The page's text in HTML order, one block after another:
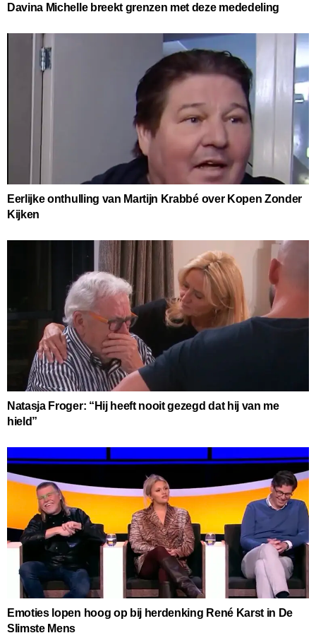
Davina Michelle breekt grenzen met deze mededeling
Eerlijke onthulling van Martijn Krabbé over Kopen Zonder
Kijken
Natasja Froger: “Hij heeft nooit gezegd dat hij van me
hield”
Emoties lopen hoog op bij herdenking René Karst in De
Slimste Mens